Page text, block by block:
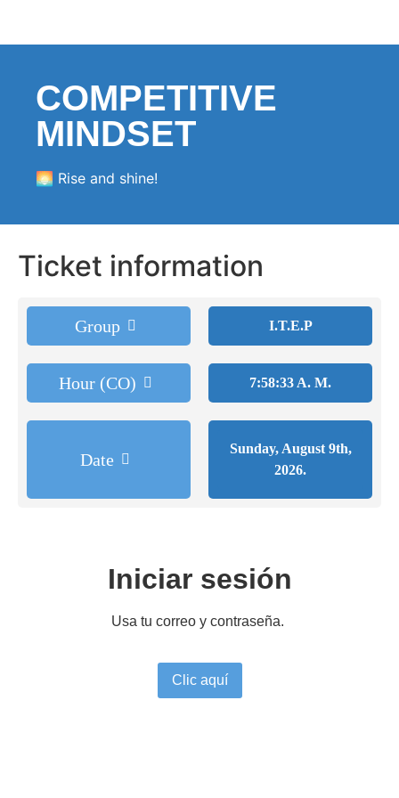
COMPETITIVE
MINDSET
🌅 Rise and shine!
Ticket information
Group
Hour (CO)
Date
I.T.E.P
7:58:34 A. M.
Sunday, August 9th,
2026.
Iniciar sesión
Usa tu correo y contraseña.
Clic aquí